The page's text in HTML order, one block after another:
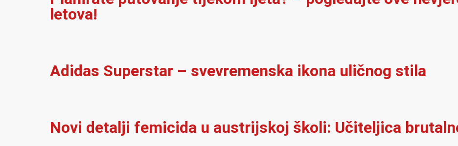
letova!
Adidas Superstar – svevremenska ikona uličnog stila
Novi detalji femicida u austrijskoj školi: Učiteljica